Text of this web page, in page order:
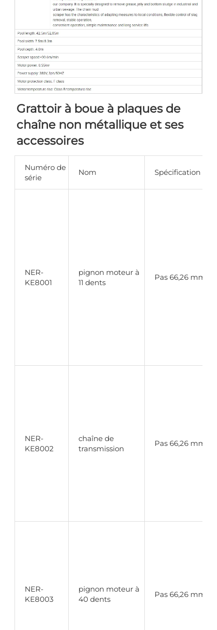
Grattoir à boue à plaques de
chaîne non métallique et ses
accessoires
Numéro de
série
Nom Spécification
NER-
KE8001
pignon moteur à
11 dents
Pas 66,26 mm
NER-
KE8002
chaîne de
transmission
Pas 66,26 mm
NER-
KE8003
pignon moteur à
40 dents
Pas 66,26 mm